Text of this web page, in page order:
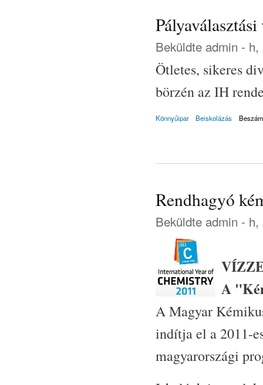
Beküldte admin - h,
Ötletes, sikeres
börzén az IH
Könnyűipar Beiskolázás
Rendhagyó
Beküldte admin - h,
A
A Magyar
indítja el a 2011-
magyarországi